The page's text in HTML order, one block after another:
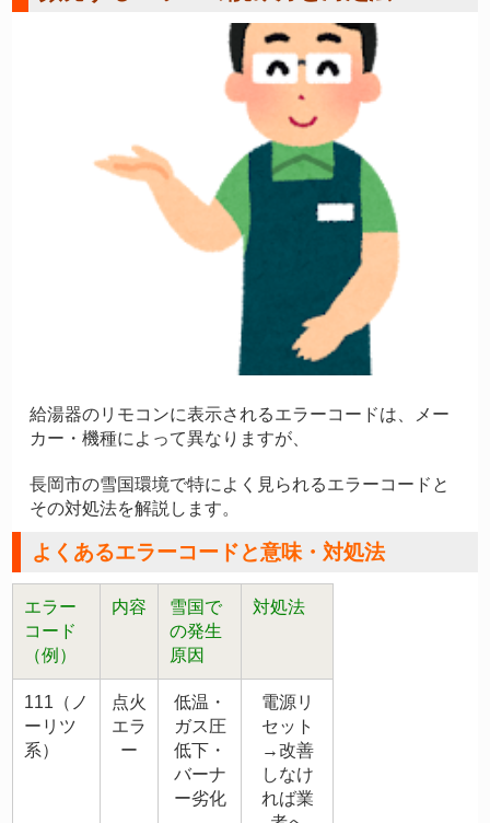
給湯器のリモコンに表示されるエラーコードは、メー
カー・機種によって異なりますが、
長岡市の雪国環境で特によく見られるエラーコードと
その対処法を解説します。
よくあるエラーコードと意味・対処法
エラー
コード
（例）
内容
雪国で
の発生
原因
対処法
111（ノ
ーリツ
系）
点火
エラ
ー
低温・
ガス圧
低下・
バーナ
ー劣化
電源リ
セット
→改善
しなけ
れば業